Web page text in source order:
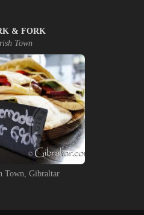
& FORK
Town
Town, Gibraltar